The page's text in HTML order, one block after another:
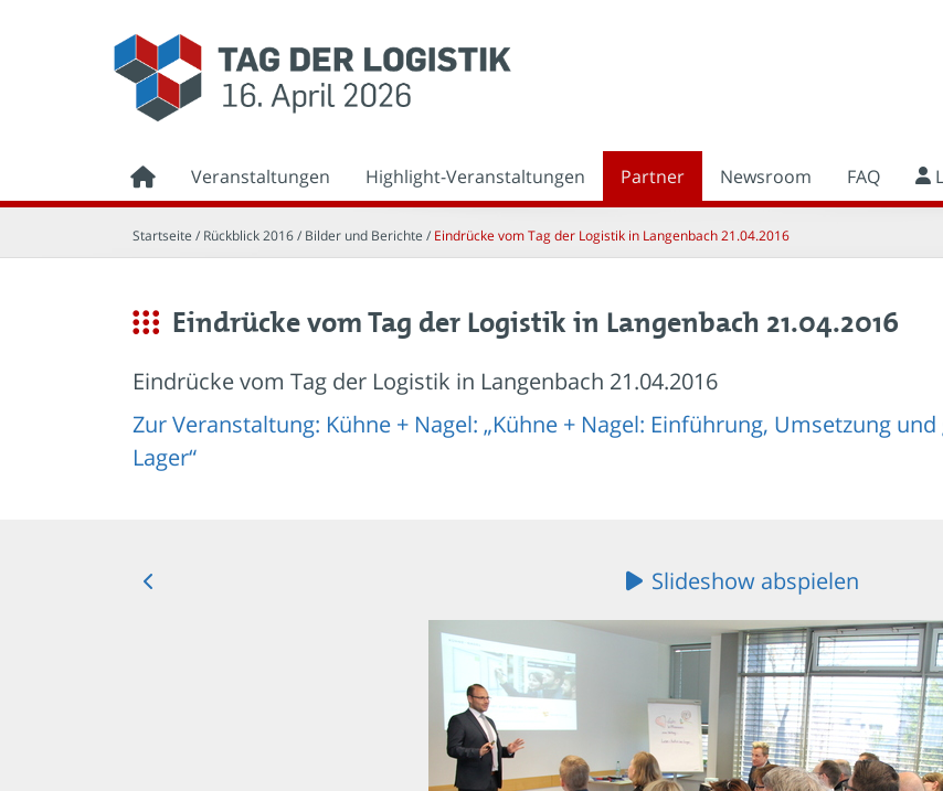
Veranstaltungen Highlight-Veranstaltungen Partner Newsroom FAQ
Startseite / Rückblick 2016 / Bilder und Berichte / Eindrücke vom Tag der Logistik in Langenbach 21.04.2016
Eindrücke vom Tag der Logistik in Langenbach 21.04.2016
Eindrücke vom Tag der Logistik in Langenbach 21.04.2016
Zur Veranstaltung: Kühne + Nagel: „Kühne + Nagel: Einführung, Umsetzung
Lager“
Slideshow abspielen